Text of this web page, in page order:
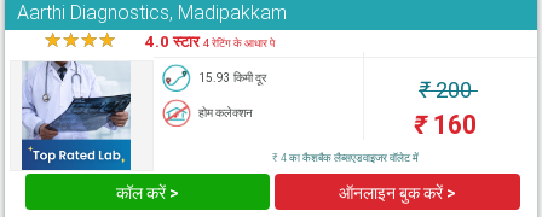
Aarthi Diagnostics, Madipakkam
★★★★ 4.0 स्टार4 रेटिंग के आधार पे
15.93 किमी दूर
होम कलेक्शन
₹200
₹160
₹ 4 का कैशबैक लैब्सएडवाइजर वॉलेट में
कॉल करें > ऑनलाइन बुक करें >